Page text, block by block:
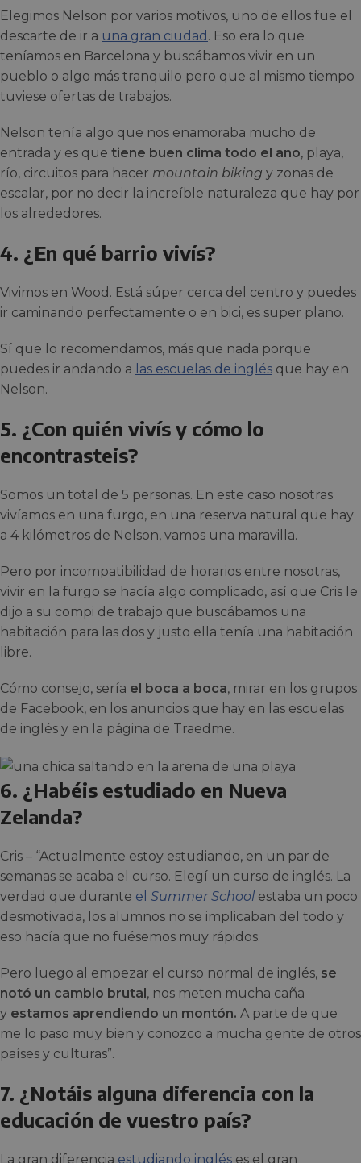
Elegimos Nelson por varios motivos, uno de ellos fue el
descarte de ir a una gran ciudad . Eso era lo que
teníamos en Barcelona y buscábamos vivir en un
pueblo o algo más tranquilo pero que al mismo tiempo
tuviese ofertas de trabajos.
Nelson tenía algo que nos enamoraba mucho de
entrada y es que tiene buen clima todo el año, playa,
río, circuitos para hacer mountain biking y zonas de
escalar, por no decir la increíble naturaleza que hay por
los alrededores.
4. ¿En qué barrio vivís?
Vivimos en Wood. Está súper cerca del centro y puedes
ir caminando perfectamente o en bici, es super plano.
Sí que lo recomendamos, más que nada porque
puedes ir andando a las escuelas de inglés que hay en
Nelson.
5. ¿Con quién vivís y cómo lo
encontrasteis?
Somos un total de 5 personas. En este caso nosotras
vivíamos en una furgo, en una reserva natural que hay
a 4 kilómetros de Nelson, vamos una maravilla.
Pero por incompatibilidad de horarios entre nosotras,
vivir en la furgo se hacía algo complicado, así que Cris le
dijo a su compi de trabajo que buscábamos una
habitación para las dos y justo ella tenía una habitación
libre.
Cómo consejo, sería el boca a boca, mirar en los grupos
de Facebook, en los anuncios que hay en las escuelas
de inglés y en la página de Traedme.
6. ¿Habéis estudiado en Nueva
Zelanda?
Cris – “Actualmente estoy estudiando, en un par de
semanas se acaba el curso. Elegí un curso de inglés. La
verdad que durante el Summer School estaba un poco
desmotivada, los alumnos no se implicaban del todo y
eso hacía que no fuésemos muy rápidos.
Pero luego al empezar el curso normal de inglés, se
notó un cambio brutal, nos meten mucha caña
y estamos aprendiendo un montón. A parte de que
me lo paso muy bien y conozco a mucha gente de otros
países y culturas”.
7. ¿Notáis alguna diferencia con la
educación de vuestro país?
La gran diferencia estudiando inglés es el gran